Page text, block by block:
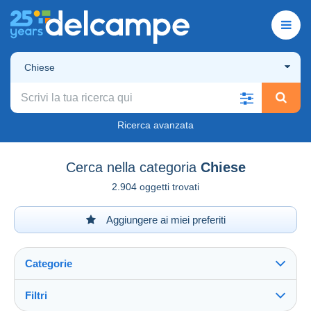
Chiese
Ricerca avanzata
Cerca nella categoria Chiese
2.904 oggetti trovati
Aggiungere ai miei preferiti
Categorie
Filtri